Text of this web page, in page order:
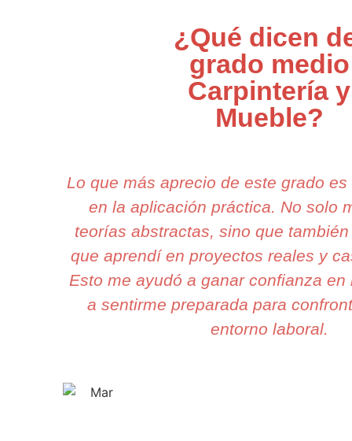
¿Qué dicen
grado medio
Carpintería y
Mueble?
Lo que más aprecio de este grado
en la aplicación práctica. No solo
teorías abstractas, sino que
que aprendí en proyectos reales y
Esto me ayudó a ganar confianza
a sentirme preparada para
entorno laboral.